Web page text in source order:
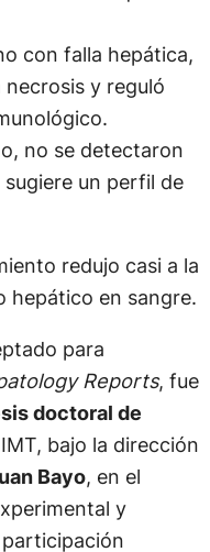
con falla hepática,
y reguló
no se detectaron
un perfil de
redujo casi a la
hepático en sangre.
para
Reports, fue
doctoral de
bajo la dirección
Bayo, en el
y